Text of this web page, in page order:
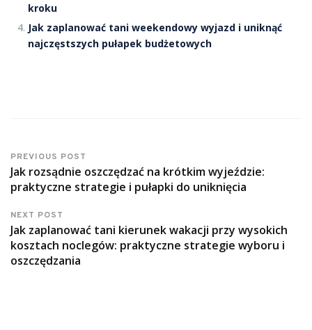
kroku
Jak zaplanować tani weekendowy wyjazd i uniknąć
najczęstszych pułapek budżetowych
PREVIOUS POST
Jak rozsądnie oszczędzać na krótkim wyjeździe:
praktyczne strategie i pułapki do uniknięcia
NEXT POST
Jak zaplanować tani kierunek wakacji przy wysokich
kosztach noclegów: praktyczne strategie wyboru i
oszczędzania